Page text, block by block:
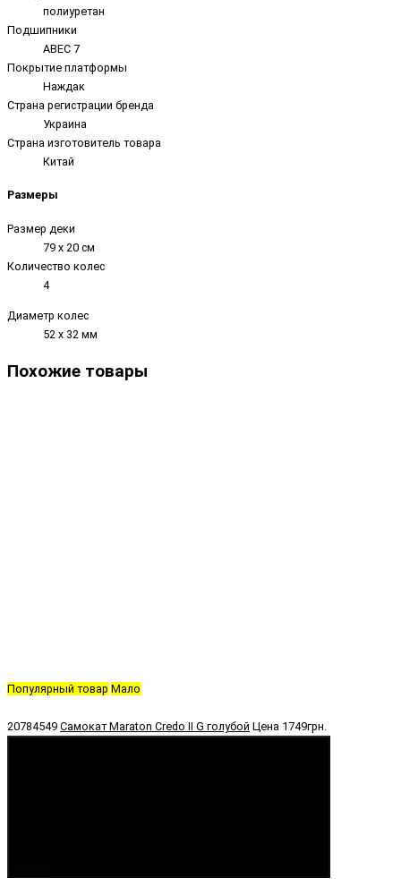
полиуретан
Подшипники
ABEC 7
Покрытие платформы
Наждак
Страна регистрации бренда
Украина
Страна изготовитель товара
Китай
Размеры
Размер деки
79 х 20 см
Количество колес
4
Диаметр колес
52 х 32 мм
Похожие товары
Популярный товар Мало
20784549 Самокат Maraton Credo II G голубой Цена 1749грн.